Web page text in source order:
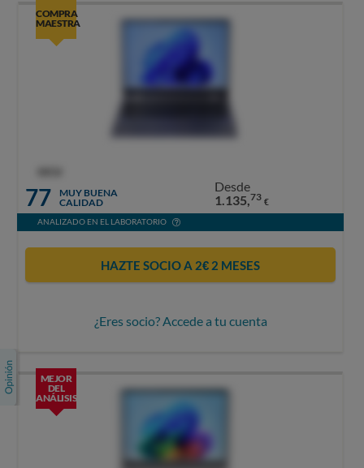
COMPRA
MAESTRA
77
MUY BUENA
CALIDAD
Desde
1.135,73 €
ANALIZADO EN EL LABORATORIO
HAZTE SOCIO A 2€ 2 MESES
¿Eres socio? Accede a tu cuenta
MEJOR
DEL
ANÁLISIS